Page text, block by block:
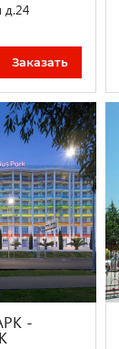
д.24
Заказать
-